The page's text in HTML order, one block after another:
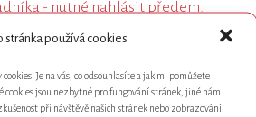
stránka používá cookies
Je na vás, co odsouhlasíte a jak mi pomůžete
cookies jsou nezbytné pro fungování stránek, jiné nám
při návštěvě našich stránek nebo zobrazování
- nutné nahlásit předem.
na workshop cca 15 min před